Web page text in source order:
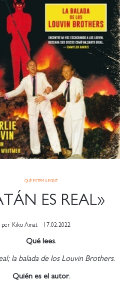
QUÈ ESTEM LLEGINT
ES REAL»
per Kiko Amat 17.02.2022
Qué lees.
la balada de los Louvin Brothers.
Quién es el autor.